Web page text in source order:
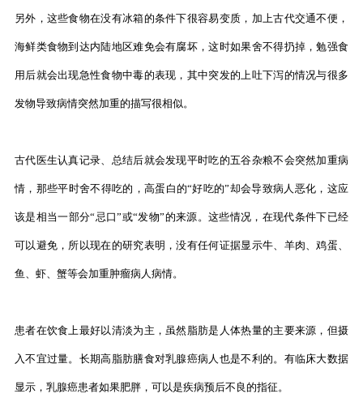
另外，这些食物在没有冰箱的条件下很容易变质，加上古代交通不便，
海鲜类食物到达内陆地区难免会有腐坏，这时如果舍不得扔掉，勉强食
用后就会出现急性食物中毒的表现，其中突发的上吐下泻的情况与很多
发物导致病情突然加重的描写很相似。
古代医生认真记录、总结后就会发现平时吃的五谷杂粮不会突然加重病
情，那些平时舍不得吃的，高蛋白的“好吃的”却会导致病人恶化，这应
该是相当一部分“忌口”或“发物”的来源。这些情况，在现代条件下已经
可以避免，所以现在的研究表明，没有任何证据显示牛、羊肉、鸡蛋、
鱼、虾、蟹等会加重肿瘤病人病情。
患者在饮食上最好以清淡为主，虽然脂肪是人体热量的主要来源，但摄
入不宜过量。长期高脂肪膳食对乳腺癌病人也是不利的。有临床大数据
显示，乳腺癌患者如果肥胖，可以是疾病预后不良的指征。